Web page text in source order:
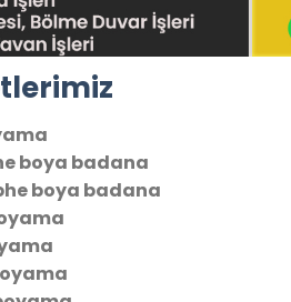
boya badana
boya badana